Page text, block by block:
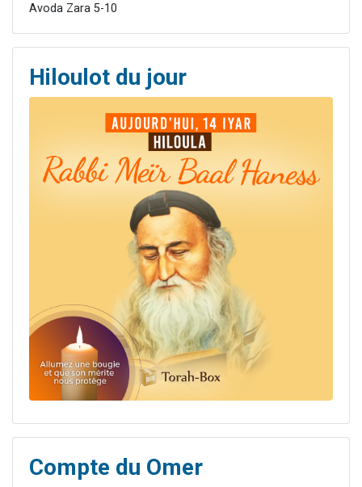
Avoda Zara 5-10
Hiloulot du jour
Compte du Omer